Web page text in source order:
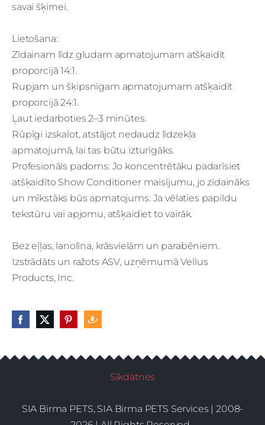
savai šķirnei.
Lietošana:
Zīdainam līdz gludam apmatojumam atšķaidīt
proporcijā 14:1.
Rupjam un šķipsnīgam apmatojumam atšķaidīt
proporcijā 24:1.
Ļaut iedarboties 2–3 minūtes.
Rūpīgi izskalot, atstājot nedaudz līdzekļa
apmatojumā, lai tas būtu izturīgāks.
Profesionāls padoms: Jo koncentrētāku padarīsiet
atšķaidīto Show Conditioner maisījumu, jo zīdaināks
un mīkstāks būs apmatojums. Ja vēlaties papildu
tekstūru vai apjomu, atšķaidiet to vairāk.
Bez eļļas, lanolīna, krāsvielām un parabēniem.
Izstrādāts un ražots ASV, uzņēmumā Vellus
Products, Inc.
Sīkdatnes
SIA Birma PETS, SIA Birma PETS Services | 2008-